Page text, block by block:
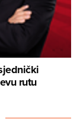
rutu